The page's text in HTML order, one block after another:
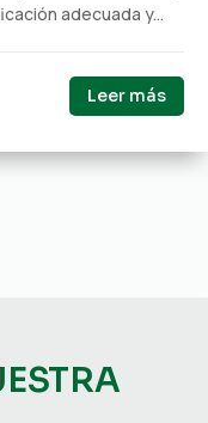
adecuada y...
Leer más